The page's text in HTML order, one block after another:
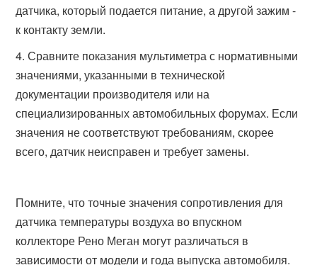
датчика, который подается питание, а другой зажим -
к контакту земли.
Сравните показания мультиметра с нормативными
значениями, указанными в технической
документации производителя или на
специализированных автомобильных форумах. Если
значения не соответствуют требованиям, скорее
всего, датчик неисправен и требует замены.
Помните, что точные значения сопротивления для
датчика температуры воздуха во впускном
коллекторе Рено Меган могут различаться в
зависимости от модели и года выпуска автомобиля.